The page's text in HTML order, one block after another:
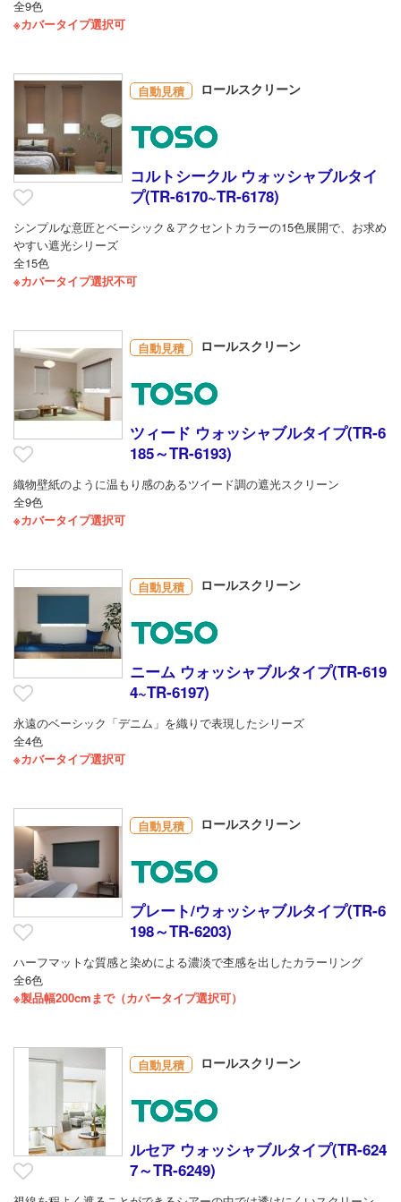
全9色
※カバータイプ選択可
自動見積 ロールスクリーン
コルトシークル ウォッシャブルタイ
プ(TR-6170~TR-6178)
シンプルな意匠とベーシック＆アクセントカラーの15色展開で、お求め
やすい遮光シリーズ
全15色
※カバータイプ選択不可
自動見積 ロールスクリーン
ツィード ウォッシャブルタイプ(TR-6
185～TR-6193)
織物壁紙のように温もり感のあるツイード調の遮光スクリーン
全9色
※カバータイプ選択可
自動見積 ロールスクリーン
ニーム ウォッシャブルタイプ(TR-619
4~TR-6197)
永遠のベーシック「デニム」を織りで表現したシリーズ
全4色
※カバータイプ選択可
自動見積 ロールスクリーン
プレート/ウォッシャブルタイプ(TR-6
198～TR-6203)
ハーフマットな質感と染めによる濃淡で杢感を出したカラーリング
全6色
※製品幅200cmまで（カバータイプ選択可）
自動見積 ロールスクリーン
ルセア ウォッシャブルタイプ(TR-624
7～TR-6249)